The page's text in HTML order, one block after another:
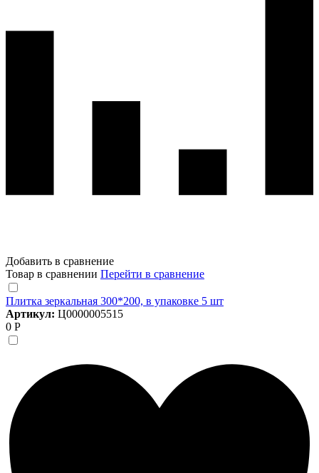
Добавить в сравнение
Товар в сравнении Перейти в сравнение
Плитка зеркальная 300*200, в упаковке 5 шт
Артикул: Ц0000005515
0 Р